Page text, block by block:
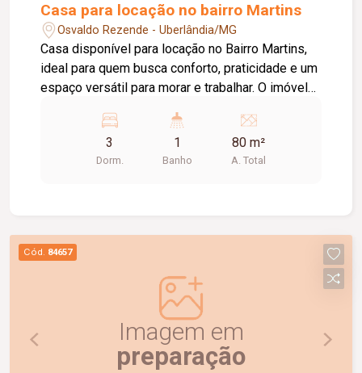
Casa para locação no bairro Martins
Osvaldo Rezende - Uberlândia/MG
Casa disponível para locação no Bairro Martins,
ideal para quem busca conforto, praticidade e um
espaço versátil para morar e trabalhar. O imóvel
independente, 03 quartos, 01 vaga de garagem e
portão eletrônico, proporcionando mais
segurança e comodidade no dia a dia. Além
excelente oportunidade de locação!
3
Dorm.
1
Banho
80 m²
A. Total
Cód. 84657
Imagem em
preparação